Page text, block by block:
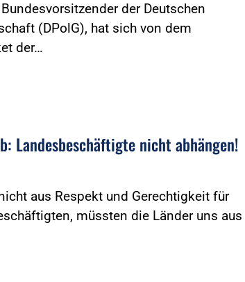
der Deutschen
(DPolG), hat sich von dem
der…
Landesbeschäftigte nicht abhängen!
aus Respekt und Gerechtigkeit für
müssten die Länder uns aus